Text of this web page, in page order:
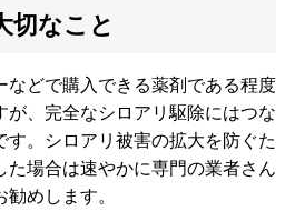
切なこと
などで購入できる薬剤である程度
、完全なシロアリ駆除にはつな
。シロアリ被害の拡大を防ぐた
場合は速やかに専門の業者さん
めします。